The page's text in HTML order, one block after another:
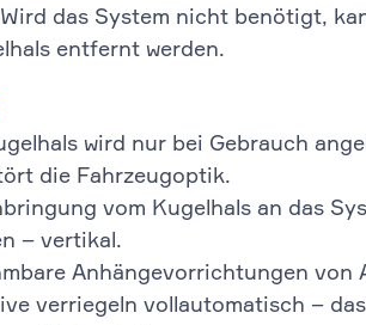
das System nicht benötigt,
entfernt werden.
wird nur bei Gebrauch
die Fahrzeugoptik.
vom Kugelhals an das
– vertikal.
Anhängevorrichtungen von
verriegeln vollautomatisch –